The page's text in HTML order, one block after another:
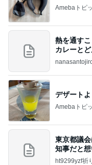
Amebaトピ
熱を通す
カレーと
て、男
デザート
Amebaトピ
東京都議
知事だと
か？
ht9299yzf祈